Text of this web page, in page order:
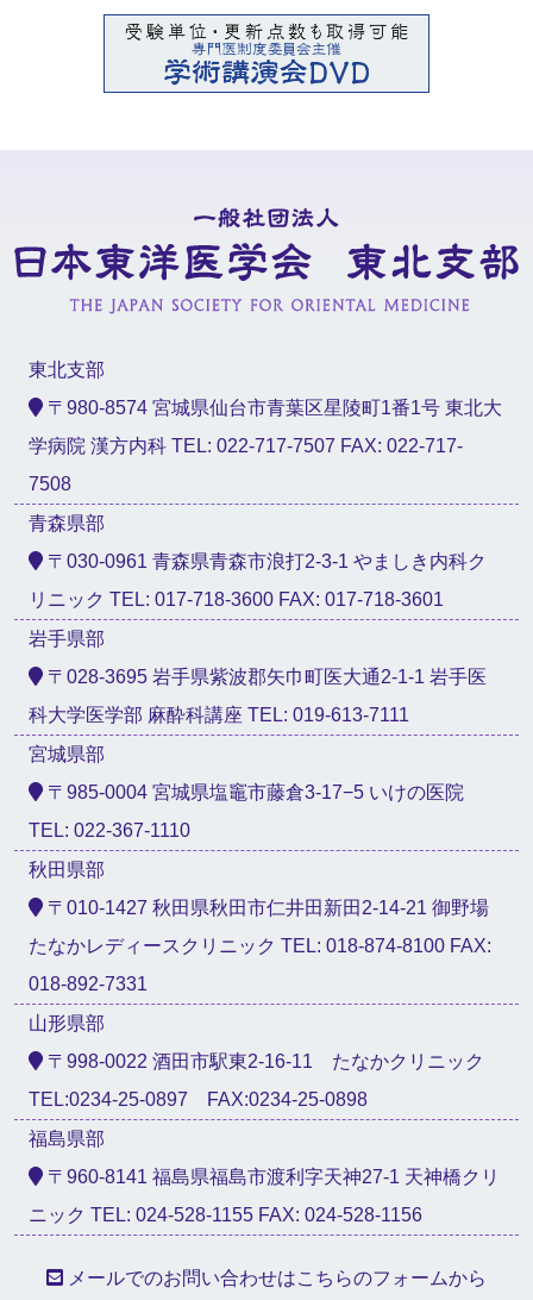
東北支部
〒980-8574 宮城県仙台市青葉区星陵町1番1号 東北大
学病院 漢方内科 TEL: 022-717-7507 FAX: 022-717-
7508
青森県部
〒030-0961 青森県青森市浪打2-3-1 やましき内科ク
リニック TEL: 017-718-3600 FAX: 017-718-3601
岩手県部
〒028-3695 岩手県紫波郡矢巾町医大通2-1-1 岩手医
科大学医学部 麻酔科講座 TEL: 019-613-7111
宮城県部
〒985-0004 宮城県塩竈市藤倉3-17−5 いけの医院
TEL: 022-367-1110
秋田県部
〒010-1427 秋田県秋田市仁井田新田2-14-21 御野場
たなかレディースクリニック TEL: 018-874-8100 FAX:
018-892-7331
山形県部
〒998-0022 酒田市駅東2-16-11 たなかクリニック
TEL:0234-25-0897 FAX:0234-25-0898
福島県部
〒960-8141 福島県福島市渡利字天神27-1 天神橋クリ
ニック TEL: 024-528-1155 FAX: 024-528-1156
メールでのお問い合わせはこちらのフォームから